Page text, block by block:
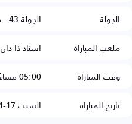
الجولة
الجولة 43 - مباراة الإياب
ملعب المباراة
استاد ذا دان
وقت المباراة
05:00 مساءً
تاريخ المباراة
السبت 17-04-2027